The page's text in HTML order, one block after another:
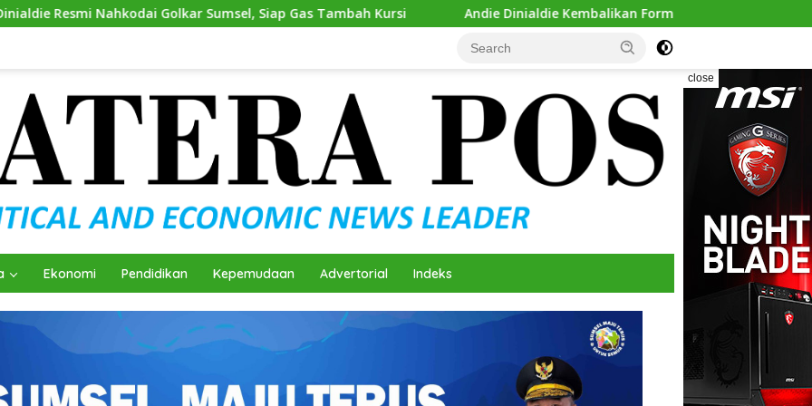
Golkar Sumsel, Siap Gas Tambah Kursi Andie Dinialdie Kembalikan Formulir Calon Ketua Golkar Sumsel
close
Ekonomi Pendidikan Kepemudaan Advertorial Indeks